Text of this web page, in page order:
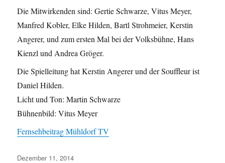
Die Mitwirkenden sind: Gertie Schwarze, Vitus Meyer,
Manfred Kobler, Elke Hilden, Bartl Strohmeier, Kerstin
Angerer, und zum ersten Mal bei der Volksbühne, Hans
Kienzl und Andrea Gröger.
Die Spielleitung hat Kerstin Angerer und der Souffleur ist
Daniel Hilden.
Licht und Ton: Martin Schwarze
Bühnenbild: Vitus Meyer
Fernsehbeitrag Mühldorf TV
Veröffentlicht
Dezember 11, 2014